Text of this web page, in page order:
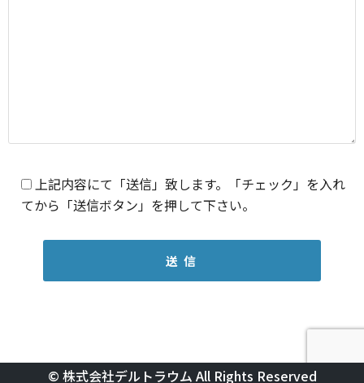
上記内容にて「送信」致します。「チェック」を入れ
てから「送信ボタン」を押して下さい。
©︎ 株式会社デルトラウム All Rights Reserved